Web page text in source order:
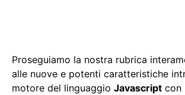
Proseguiamo la nostra rubrica
alle nuove e potenti caratteristiche
motore del linguaggio Javascript con